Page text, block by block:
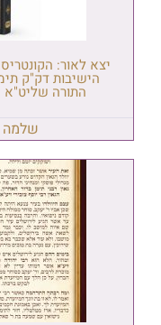
יצא לאור:
הישיבות דק"ק
התורה שליט"א
שלמה